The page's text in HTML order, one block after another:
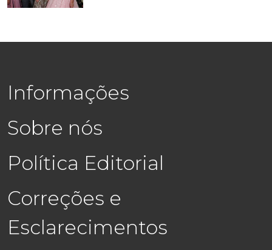
Informações
Sobre nós
Política Editorial
Correções e
Esclarecimentos